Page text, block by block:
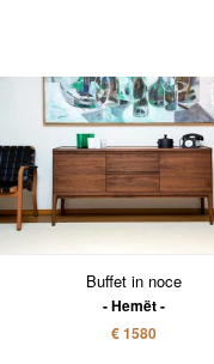
Buffet in noce
Hemët
€ 1580